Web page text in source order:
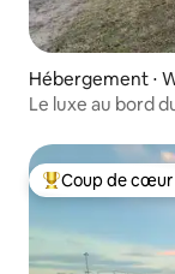
Hébergement ⋅
Le luxe au bord
Coups de cœur
Coup de cœur